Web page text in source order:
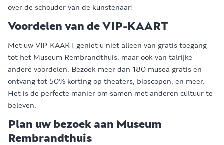
over de schouder van de kunstenaar!
Voordelen van de VIP-KAART
Met uw VIP-KAART geniet u niet alleen van gratis toegang
tot het Museum Rembrandthuis, maar ook van talrijke
andere voordelen. Bezoek meer dan 180 musea gratis en
ontvang tot 50% korting op theaters, bioscopen, en meer.
Het is de perfecte manier om samen met anderen cultuur te
beleven.
Plan uw bezoek aan Museum
Rembrandthuis